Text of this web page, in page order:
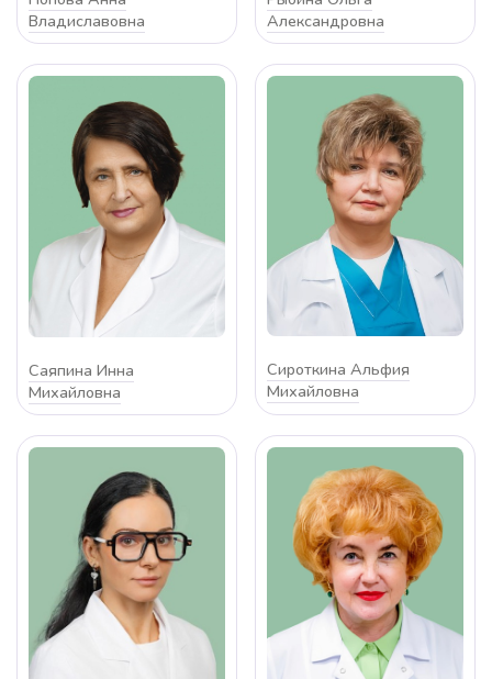
Владиславовна
Александровна
Саяпина Инна
Михайловна
Сироткина Альфия
Михайловна